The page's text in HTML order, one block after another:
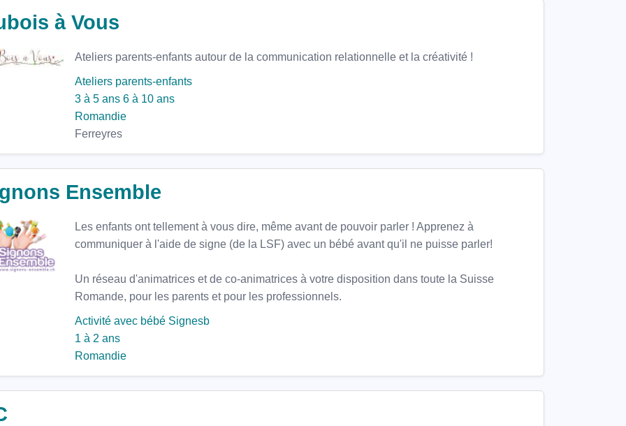
à Vous
Ateliers parents-enfants autour de la communication relationnelle et la créativité !
Ateliers parents-enfants
3 à 5 ans 6 à 10 ans
Romandie
Ferreyres
Ensemble
Les enfants ont tellement à vous dire, même avant de pouvoir parler ! Apprenez à
communiquer à l'aide de signe (de la LSF) avec un bébé avant qu'il ne puisse parler!
Un réseau d'animatrices et de co-animatrices à votre disposition dans toute la Suisse
Romande, pour les parents et pour les professionnels.
Activité avec bébé Signesb
1 à 2 ans
Romandie